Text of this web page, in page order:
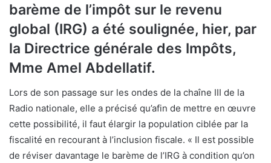
barème de l’impôt sur le revenu
global (IRG) a été soulignée, hier, par
la Directrice générale des Impôts,
Mme Amel Abdellatif.
Lors de son passage sur les ondes de la chaîne III de la
Radio nationale, elle a précisé qu’afin de mettre en œuvre
cette possibilité, il faut élargir la population ciblée par la
fiscalité en recourant à l’inclusion fiscale. « Il est possible
de réviser davantage le barème de l’IRG à condition qu’on